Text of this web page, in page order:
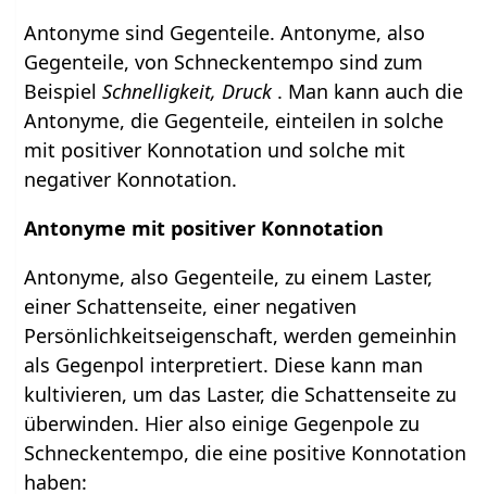
Antonyme sind Gegenteile. Antonyme, also
Gegenteile, von Schneckentempo sind zum
BeispielSchnelligkeit, Druck . Man kann auch die
Antonyme, die Gegenteile, einteilen in solche
mit positiver Konnotation und solche mit
negativer Konnotation.
Antonyme mit positiver Konnotation
Antonyme, also Gegenteile, zu einem Laster,
einer Schattenseite, einer negativen
Persönlichkeitseigenschaft, werden gemeinhin
als Gegenpol interpretiert. Diese kann man
kultivieren, um das Laster, die Schattenseite zu
überwinden. Hier also einige Gegenpole zu
Schneckentempo, die eine positive Konnotation
haben: